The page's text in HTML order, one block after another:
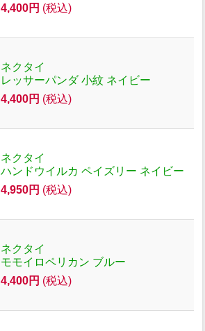
4,400円 (税込)
ネクタイ
レッサーパンダ 小紋 ネイビー
4,400円 (税込)
ネクタイ
ハンドウイルカ ペイズリー ネイビー
4,950円 (税込)
ネクタイ
モモイロペリカン ブルー
4,400円 (税込)